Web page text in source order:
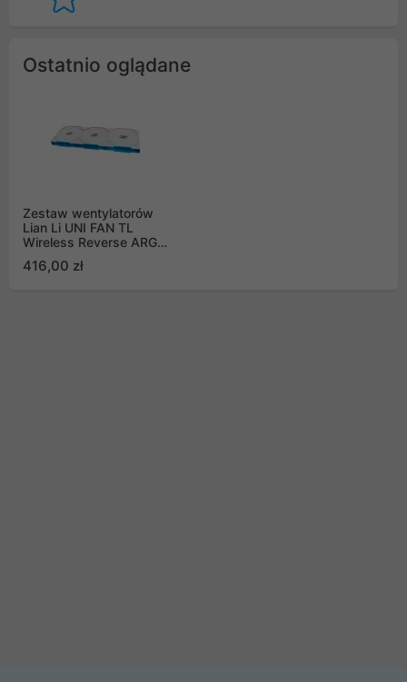
Ostatnio oglądane
Zestaw wentylatorów
Lian Li UNI FAN TL
Wireless Reverse ARGB
sztuki)
416,00 zł